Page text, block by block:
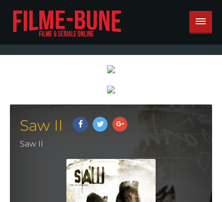
Saw II
Saw II